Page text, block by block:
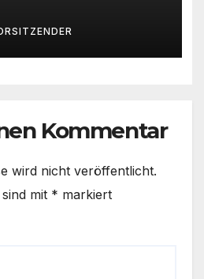
Kommentar
wird nicht veröffentlicht.
mit * markiert